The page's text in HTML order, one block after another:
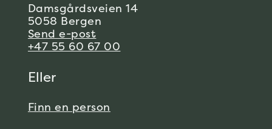
Damsgårdsveien 14
5058 Bergen
Send e-post
+47 55 60 67 00
Eller
Finn en person